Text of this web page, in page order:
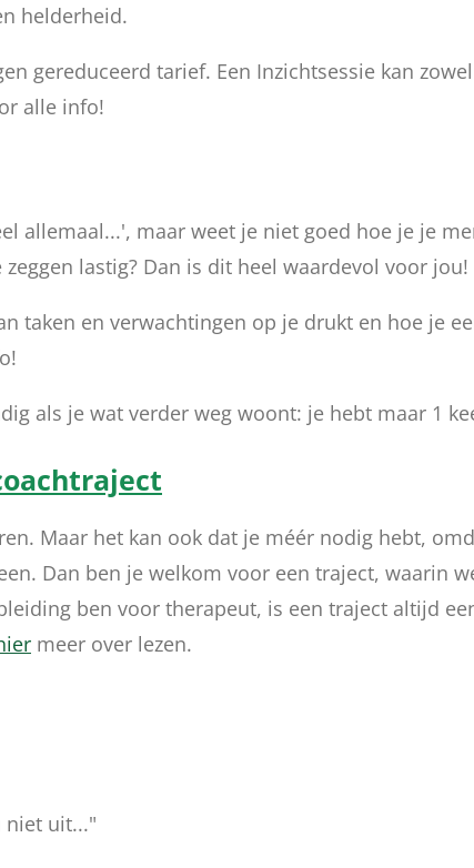
helderheid.
gereduceerd tarief. Een Inzichtsessie kan
alle info!
allemaal...', maar weet je niet goed hoe je je
lastig? Dan is dit heel waardevol voor jou!
en verwachtingen op je drukt en hoe je
als je wat verder weg woont: je hebt maar 1
Maar het kan ook dat je méér nodig hebt,
Dan ben je welkom voor een traject, waarin
ben voor therapeut, is een traject altijd
meer over lezen.
niet uit..."